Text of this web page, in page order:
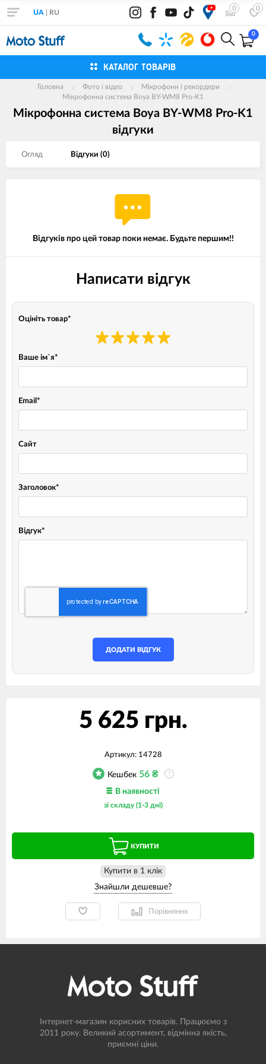
0 0
UA RU
0
КАТАЛОГ ТОВАРІВ
Головна Фото і відео
Мікрофони і рекордери
Мікрофонна система Boya BY-WM8 Pro-K1
Мікрофонна система Boya BY-WM8 Pro-K1
вiдгуки
Огляд Вiдгуки (0)
Відгуків про цей товар поки немає. Будьте першим!!
Написати відгук
Оцініть товар*
Ваше ім`я*
Email *
Сайт
Заголовок*
Відгук*
ДОДАТИ ВІДГУК
5 625 грн.
Артикул: 14728
Кешбек 56₴ ?
В наявності
зі складу (1-3 дні)
КУПИТИ
Купити в 1 клiк
Порівняння
Інтернет-магазин корисних товарів. Працюємо з
2011 року. Великий асортимент, відмінна якість,
приємні ціни.